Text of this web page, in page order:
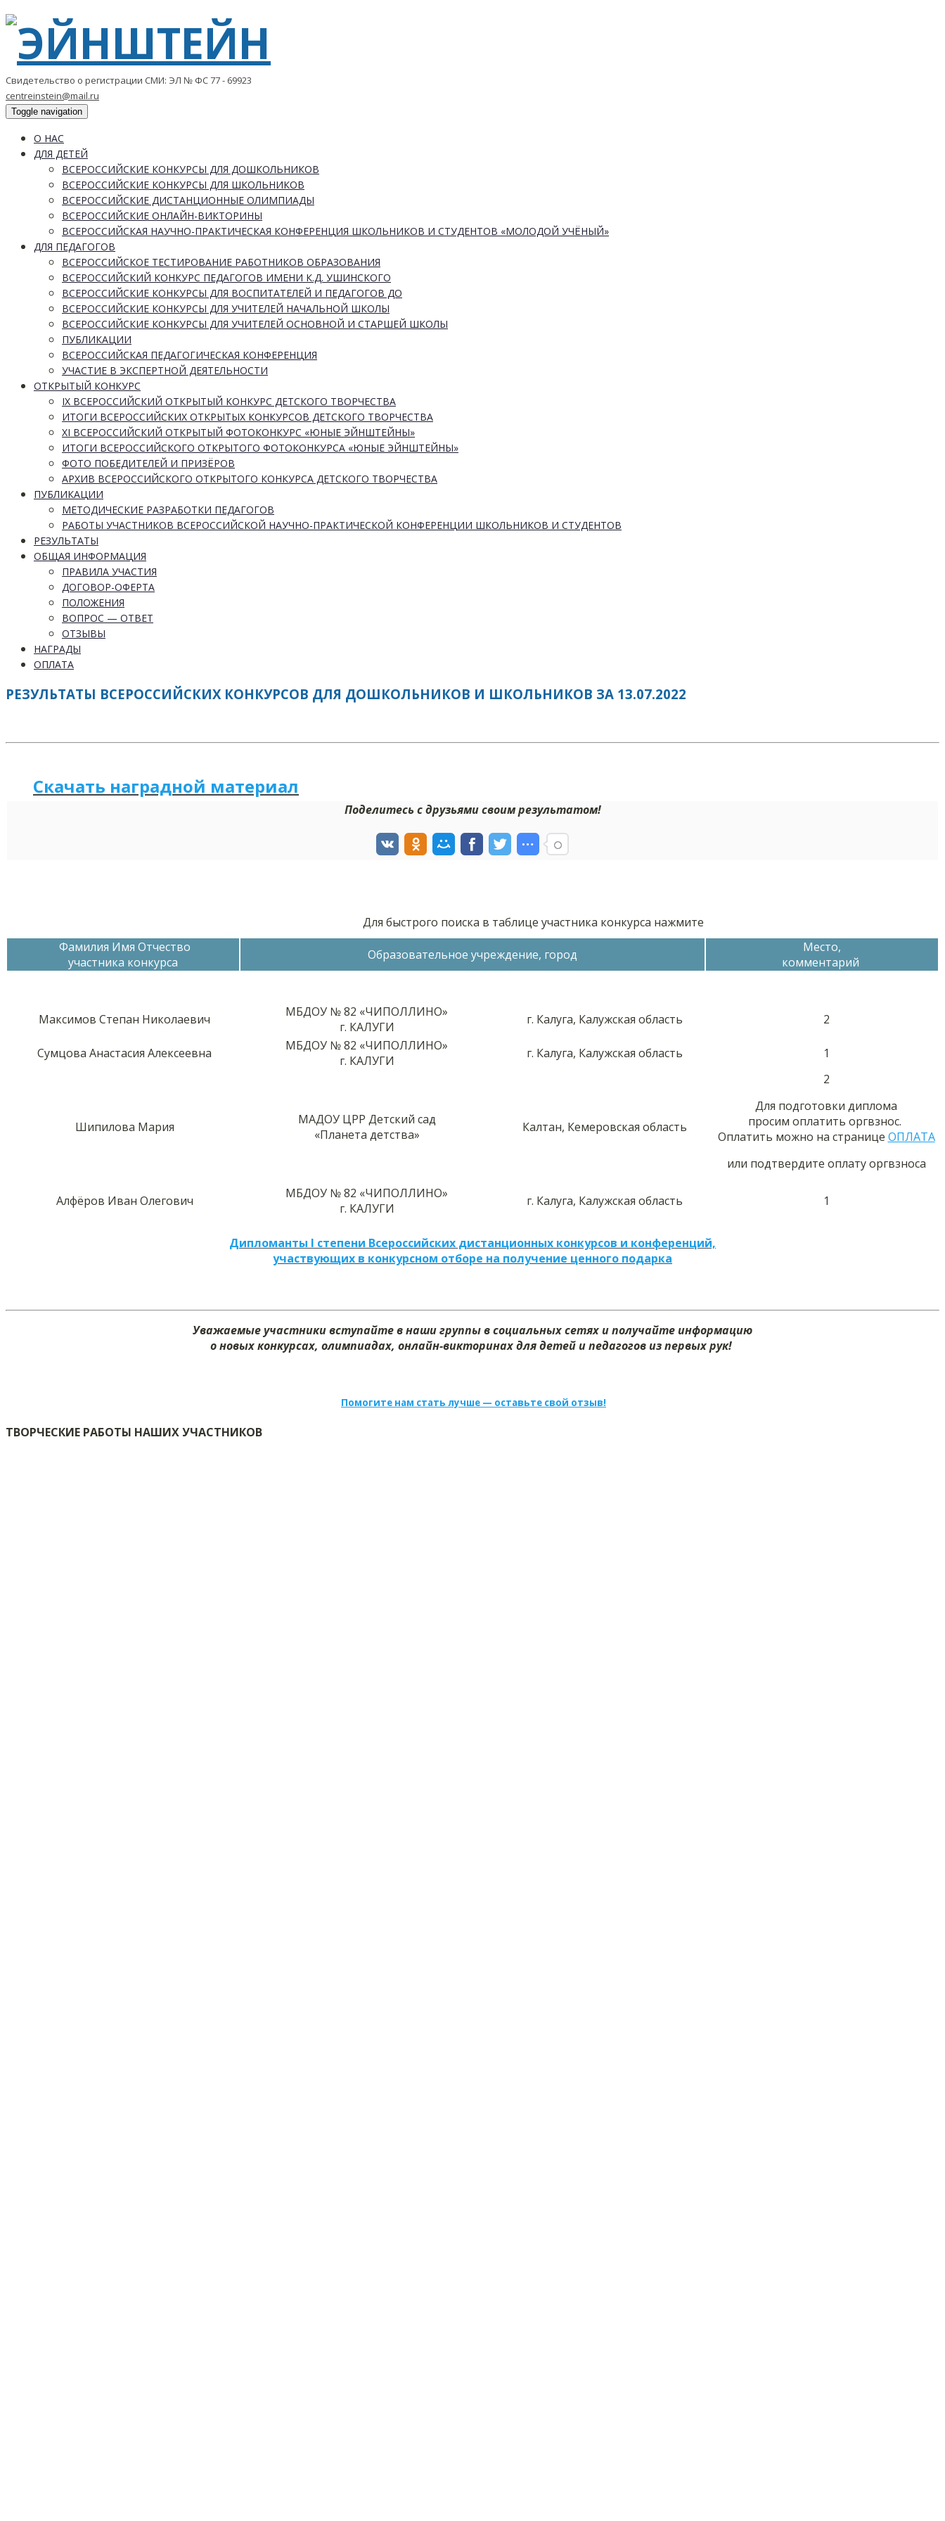
Свидетельство о регистрации СМИ: ЭЛ № ФС 77 - 69923
centreinstein@mail.ru
Toggle navigation
О НАС
ДЛЯ ДЕТЕЙ
ВСЕРОССИЙСКИЕ КОНКУРСЫ ДЛЯ ДОШКОЛЬНИКОВ
ВСЕРОССИЙСКИЕ КОНКУРСЫ ДЛЯ ШКОЛЬНИКОВ
ВСЕРОССИЙСКИЕ ДИСТАНЦИОННЫЕ ОЛИМПИАДЫ
ВСЕРОССИЙСКИЕ ОНЛАЙН-ВИКТОРИНЫ
ВСЕРОССИЙСКАЯ НАУЧНО-ПРАКТИЧЕСКАЯ КОНФЕРЕНЦИЯ ШКОЛЬНИКОВ И СТУДЕНТОВ «МОЛОДОЙ УЧЁНЫЙ»
ДЛЯ ПЕДАГОГОВ
ВСЕРОССИЙСКОЕ ТЕСТИРОВАНИЕ РАБОТНИКОВ ОБРАЗОВАНИЯ
ВСЕРОССИЙСКИЙ КОНКУРС ПЕДАГОГОВ ИМЕНИ К.Д. УШИНСКОГО
ВСЕРОССИЙСКИЕ КОНКУРСЫ ДЛЯ ВОСПИТАТЕЛЕЙ И ПЕДАГОГОВ ДО
ВСЕРОССИЙСКИЕ КОНКУРСЫ ДЛЯ УЧИТЕЛЕЙ НАЧАЛЬНОЙ ШКОЛЫ
ВСЕРОССИЙСКИЕ КОНКУРСЫ ДЛЯ УЧИТЕЛЕЙ ОСНОВНОЙ И СТАРШЕЙ ШКОЛЫ
ПУБЛИКАЦИИ
ВСЕРОССИЙСКАЯ ПЕДАГОГИЧЕСКАЯ КОНФЕРЕНЦИЯ
УЧАСТИЕ В ЭКСПЕРТНОЙ ДЕЯТЕЛЬНОСТИ
ОТКРЫТЫЙ КОНКУРС
IX ВСЕРОССИЙСКИЙ ОТКРЫТЫЙ КОНКУРС ДЕТСКОГО ТВОРЧЕСТВА
ИТОГИ ВСЕРОССИЙСКИХ ОТКРЫТЫХ КОНКУРСОВ ДЕТСКОГО ТВОРЧЕСТВА
XI ВСЕРОССИЙСКИЙ ОТКРЫТЫЙ ФОТОКОНКУРС «ЮНЫЕ ЭЙНШТЕЙНЫ»
ИТОГИ ВСЕРОССИЙСКОГО ОТКРЫТОГО ФОТОКОНКУРСА «ЮНЫЕ ЭЙНШТЕЙНЫ»
ФОТО ПОБЕДИТЕЛЕЙ И ПРИЗЁРОВ
АРХИВ ВСЕРОССИЙСКОГО ОТКРЫТОГО КОНКУРСА ДЕТСКОГО ТВОРЧЕСТВА
ПУБЛИКАЦИИ
МЕТОДИЧЕСКИЕ РАЗРАБОТКИ ПЕДАГОГОВ
РАБОТЫ УЧАСТНИКОВ ВСЕРОССИЙСКОЙ НАУЧНО-ПРАКТИЧЕСКОЙ КОНФЕРЕНЦИИ ШКОЛЬНИКОВ И СТУДЕНТОВ
РЕЗУЛЬТАТЫ
ОБЩАЯ ИНФОРМАЦИЯ
ПРАВИЛА УЧАСТИЯ
ДОГОВОР-ОФЕРТА
ПОЛОЖЕНИЯ
ВОПРОС — ОТВЕТ
ОТЗЫВЫ
НАГРАДЫ
ОПЛАТА
РЕЗУЛЬТАТЫ ВСЕРОССИЙСКИХ КОНКУРСОВ ДЛЯ ДОШКОЛЬНИКОВ И ШКОЛЬНИКОВ ЗА 13.07.2022
Скачать наградной материал
Поделитесь с друзьями своим результатом!
Для быстрого поиска в таблице участника конкурса нажмите
Фамилия Имя Отчество
участника конкурса
Образовательное учреждение, город
Место,
комментарий
Максимов Степан Николаевич
МБДОУ № 82 «ЧИПОЛЛИНО»
г. КАЛУГИ
г. Калуга, Калужская область 2
Сумцова Анастасия Алексеевна
МБДОУ № 82 «ЧИПОЛЛИНО»
г. КАЛУГИ
г. Калуга, Калужская область 1
Шипилова Мария
МАДОУ ЦРР Детский сад
«Планета детства»
Калтан, Кемеровская область
2
Для подготовки диплома
просим оплатить оргвзнос.
Оплатить можно на странице ОПЛАТА
или подтвердите оплату оргвзноса
Алфёров Иван Олегович
МБДОУ № 82 «ЧИПОЛЛИНО»
г. КАЛУГИ
г. Калуга, Калужская область 1
Дипломанты I степени Всероссийских дистанционных конкурсов и конференций,
участвующих в конкурсном отборе на получение ценного подарка
Уважаемые участники вступайте в наши группы в социальных сетях и получайте информацию
о новых конкурсах, олимпиадах, онлайн-викторинах для детей и педагогов из первых рук!
Помогите нам стать лучше — оставьте свой отзыв!
ТВОРЧЕСКИЕ РАБОТЫ НАШИХ УЧАСТНИКОВ